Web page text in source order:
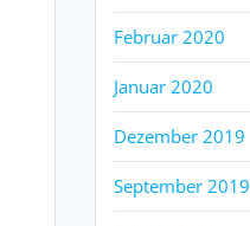
Februar 2020
Januar 2020
Dezember 2019
September 2019